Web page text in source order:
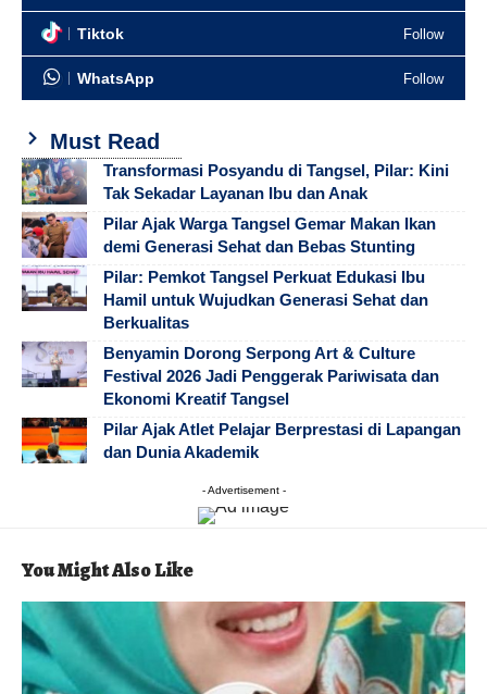
Tiktok Follow
WhatsApp Follow
Must Read
Transformasi Posyandu di Tangsel, Pilar: Kini
Tak Sekadar Layanan Ibu dan Anak
Pilar Ajak Warga Tangsel Gemar Makan Ikan
demi Generasi Sehat dan Bebas Stunting
Pilar: Pemkot Tangsel Perkuat Edukasi Ibu
Hamil untuk Wujudkan Generasi Sehat dan
Berkualitas
Benyamin Dorong Serpong Art & Culture
Festival 2026 Jadi Penggerak Pariwisata dan
Ekonomi Kreatif Tangsel
Pilar Ajak Atlet Pelajar Berprestasi di Lapangan
dan Dunia Akademik
- Advertisement -
You Might Also Like